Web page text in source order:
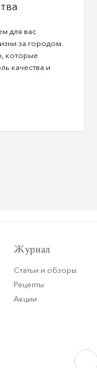
для вас
за городом.
которые
качества и
Журнал
Статьи и обзоры
Рецепты
Акции